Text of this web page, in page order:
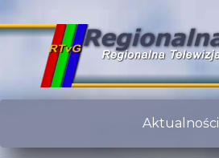
Aktualności